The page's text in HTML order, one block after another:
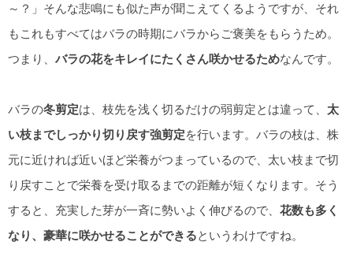
～？」そんな悲鳴にも似た声が聞こえてくるようですが、それ
もこれもすべてはバラの時期にバラからご褒美をもらうため。
つまり、 バラの花をキレイにたくさん咲かせるためなんです。
バラの冬剪定は、枝先を浅く切るだけの弱剪定とは違って、 太
い枝までしっかり切り戻す強剪定を行います。バラの枝は、株
元に近ければ近いほど栄養がつまっているので、太い枝まで切
り戻すことで栄養を受け取るまでの距離が短くなります。そう
すると、充実した芽が一斉に勢いよく伸びるので、 花数も多く
なり、豪華に咲かせることができるというわけですね。